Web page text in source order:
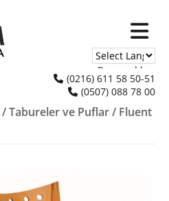
Powered by
Translate
(0216) 611 58 50-51
(0507) 088 78 00
/Tabureler ve Puflar/ Fluent